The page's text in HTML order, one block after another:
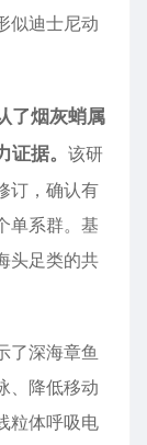
似迪士尼动
了烟灰蛸属
据。 该研
订，确认有
单系群。基
头足类的共
了深海章鱼
、降低移动
粒体呼吸电